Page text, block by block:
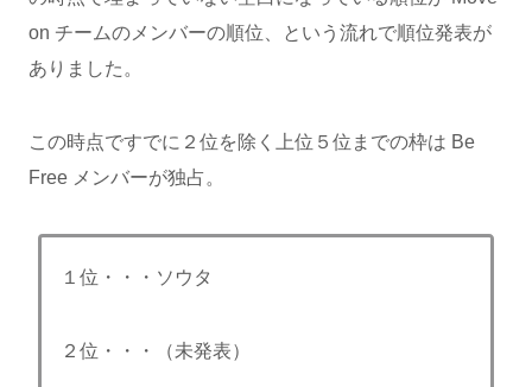
on チームのメンバーの順位、という流れで順位発表が
ありました。
この時点ですでに２位を除く上位５位までの枠は Be
Free メンバーが独占。
１位・・・ソウタ
２位・・・（未発表）